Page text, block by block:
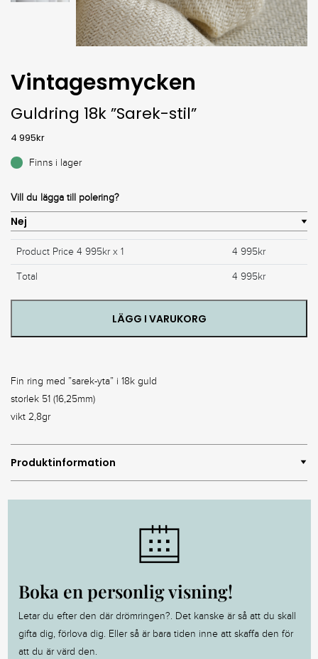
Vintagesmycken
Guldring 18k ”Sarek-stil”
4 995kr
Finns i lager
Vill du lägga till polering?
Product Price 4 995kr x 1 4 995kr
Total 4 995kr
LÄGG I VARUKORG
Fin ring med ”sarek-yta” i 18k guld
storlek 51 (16,25mm)
vikt 2,8gr
Produktinformation
Boka en personlig visning!
Letar du efter den där drömringen?. Det kanske är så att du skall
gifta dig, förlova dig. Eller så är bara tiden inne att skaffa den för
att du är värd den.